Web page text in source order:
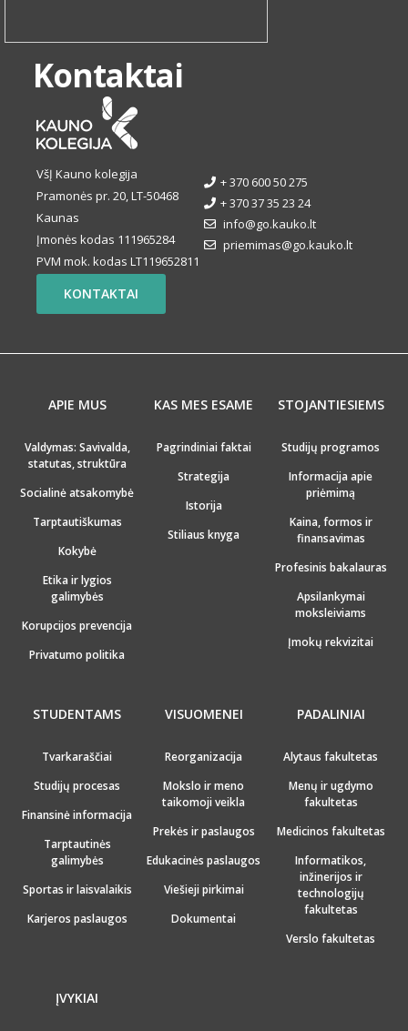
Kontaktai
VšĮ Kauno kolegija
Pramonės pr. 20, LT-50468
Kaunas
Įmonės kodas 111965284
PVM mok. kodas LT119652811
+ 370 600 50 275
+ 370 37 35 23 24
info@go.kauko.lt
priemimas@go.kauko.lt
KONTAKTAI
APIE MUS
Valdymas: Savivalda,
statutas, struktūra
Socialinė atsakomybė
Tarptautiškumas
Kokybė
Etika ir lygios
galimybės
Korupcijos prevencija
Privatumo politika
KAS MES ESAME
Pagrindiniai faktai
Strategija
Istorija
Stiliaus knyga
STOJANTIESIEMS
Studijų programos
Informacija apie
priėmimą
Kaina, formos ir
finansavimas
Profesinis bakalauras
Apsilankymai
moksleiviams
Įmokų rekvizitai
STUDENTAMS
Tvarkaraščiai
Studijų procesas
Finansinė informacija
Tarptautinės
galimybės
Sportas ir laisvalaikis
Karjeros paslaugos
VISUOMENEI
Reorganizacija
Mokslo ir meno
taikomoji veikla
Prekės ir paslaugos
Edukacinės paslaugos
Viešieji pirkimai
Dokumentai
PADALINIAI
Alytaus fakultetas
Menų ir ugdymo
fakultetas
Medicinos fakultetas
Informatikos,
inžinerijos ir
technologijų
fakultetas
Verslo fakultetas
ĮVYKIAI